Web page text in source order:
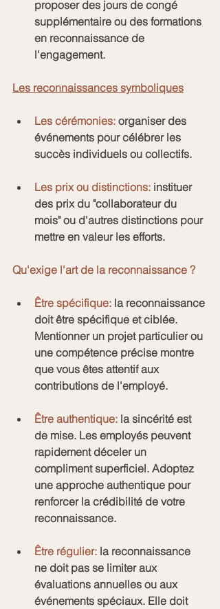
proposer des jours de congé
supplémentaire ou des formations
en reconnaissance de
l'engagement.
Les reconnaissances symboliques
Les cérémonies: organiser des
événements pour célébrer les
succès individuels ou collectifs.
Les prix ou distinctions: instituer
des prix du "collaborateur du
mois" ou d'autres distinctions pour
mettre en valeur les efforts.
Qu'exige l'art de la reconnaissance ?
Être spécifique: la reconnaissance
doit être spécifique et ciblée.
Mentionner un projet particulier ou
une compétence précise montre
que vous êtes attentif aux
contributions de l'employé.
Être authentique: la sincérité est
de mise. Les employés peuvent
rapidement déceler un
compliment superficiel. Adoptez
une approche authentique pour
renforcer la crédibilité de votre
reconnaissance.
Être régulier: la reconnaissance
ne doit pas se limiter aux
évaluations annuelles ou aux
événements spéciaux. Elle doit